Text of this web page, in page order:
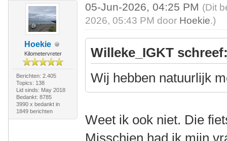
Hoekie
Kilometervreter
Berichten: 2.405
Topics: 138
Lid sinds: May 2018
Bedankt: 8785
3990 x bedankt in
1849 berichten
05-Jun-2026, 04:25 PM (Dit
2026, 05:43 PM door Hoekie.)
Willeke_IGKT
Wij hebben natuurlijk
Weet ik ook niet. Die
Misschien had ik mijn